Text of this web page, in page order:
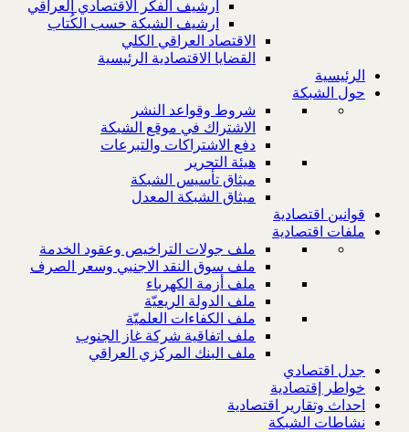
ارشيف الفكر الاقتصادي العراقي
ارشيف الشبكة حسب الكُتاب
الاقتصاد العراقي الكلي
القضايا الاقتصادية الرئيسية
الرئيسية
حول الشبكة
شروط وقواعد النشر
الاشتراك في موقع الشبكة
دفع الاشتراكات والتبرعات
هيئة التحرير
ميثاق تأسيس الشبكة
ميثاق الشبكة المعدل
قوانين اقتصادية
ملفات اقتصادية
ملف جولات التراخيص وعقود الخدمة
ملف سوق النقد الاجنبي وسعر الصرف
ملف أزمة الكهرباء
ملف الدولة الريعيّة
ملف الكفاءات العلميّة
ملف اتفاقية شركة غاز الجنوب
ملف البنك المركزي العراقي
جدل اقتصادي
خواطر إقتصادية
احداث وتقارير اقتصادية
نشاطات الشبكة